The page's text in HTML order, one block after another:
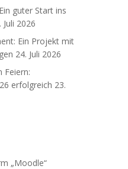
guter Start ins
Juli 2026
Ein Projekt mit
24. Juli 2026
Feiern:
erfolgreich 23.
„Moodle“